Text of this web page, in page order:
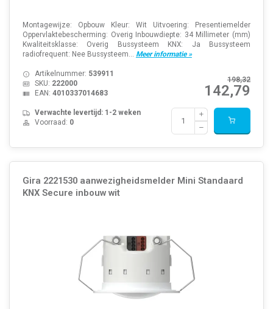
Montagewijze: Opbouw Kleur: Wit Uitvoering: Presentiemelder
Oppervlaktebescherming: Overig Inbouwdiepte: 34 Millimeter (mm)
Kwaliteitsklasse: Overig Bussysteem KNX: Ja Bussysteem
radiofrequent: Nee Bussysteem... Meer informatie »
198,32
142,79
Artikelnummer: 539911
SKU: 222000
EAN: 4010337014683
Verwachte levertijd: 1-2 weken
Voorraad: 0
Gira 2221530 aanwezigheidsmelder Mini Standaard
KNX Secure inbouw wit